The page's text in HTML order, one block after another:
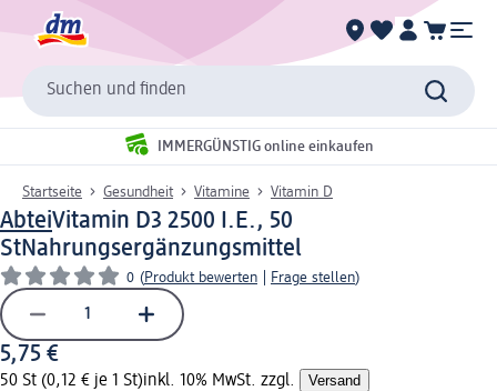
Suchen und finden
IMMERGÜNSTIG online einkaufen
Startseite Gesundheit Vitamine Vitamin D
AbteiVitamin D3 2500 I.E., 50
StNahrungsergänzungsmittel
0 (Produkt bewerten Frage stellen)
5,75 €
50 St (0,12 € je 1 St)inkl. 10% MwSt. zzgl. Versand